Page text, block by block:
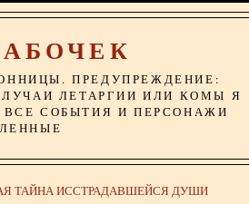
ПРЕДУПРЕЖДЕНИЕ:
ЛЕТАРГИИ ИЛИ КОМЫ Я
СОБЫТИЯ И ПЕРСОНАЖИ
ТАЙНА ИССТРАДАВШЕЙСЯ ДУШИ